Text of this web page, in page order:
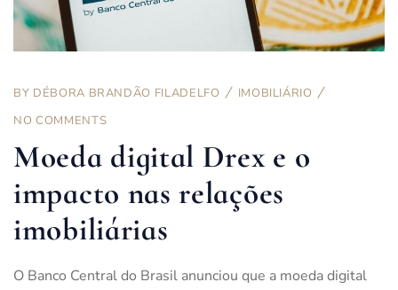
BY DÉBORA BRANDÃO FILADELFO
IMOBILIÁRIO
NO COMMENTS
Moeda digital Drex e o
impacto nas relações
imobiliárias
O Banco Central do Brasil anunciou que a moeda digital